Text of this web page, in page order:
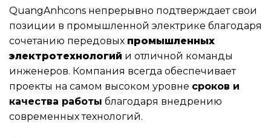
QuangAnhcons непрерывно подтверждает свои
позиции в промышленной электрике благодаря
сочетанию передовых промышленных
электротехнологий и отличной команды
инженеров. Компания всегда обеспечивает
проекты на самом высоком уровне сроков и
качества работы благодаря внедрению
современных технологий.